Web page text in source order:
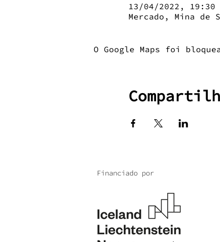
13/04/2022, 19:30
Mercado, Mina de
O Google Maps foi
Financiado por